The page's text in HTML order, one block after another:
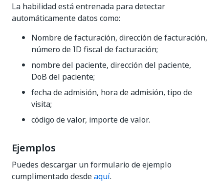
La habilidad está entrenada para detectar
automáticamente datos como:
Nombre de facturación, dirección de facturación,
número de ID fiscal de facturación;
nombre del paciente, dirección del paciente,
DoB del paciente;
fecha de admisión, hora de admisión, tipo de
visita;
código de valor, importe de valor.
Ejemplos
Puedes descargar un formulario de ejemplo
cumplimentado desdeaquí.